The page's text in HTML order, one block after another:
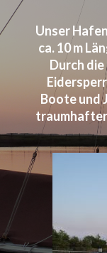
Unser
ca. 10 m
Durch
Boote und
traumhafter